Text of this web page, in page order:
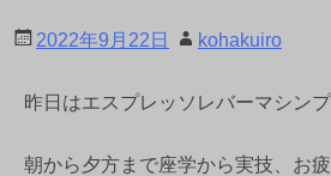
2022年9月22日 kohakuiro
昨日はエスプレッソレバーマシンプ
朝から夕方まで座学から実技、お疲